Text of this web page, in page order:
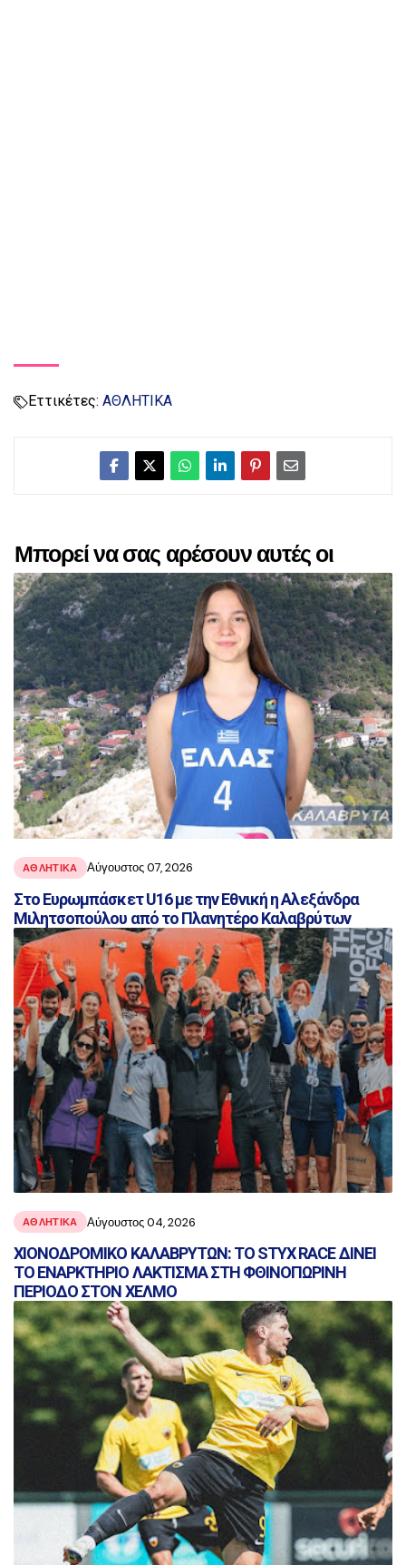
Εττικέτες: ΑΘΛΗΤΙΚΑ
Μπορεί να σας αρέσουν αυτές οι
αναρτήσεις
ΑΘΛΗΤΙΚΑ Αύγουστος 07, 2026
Στο Ευρωμπάσκετ U16 με την Εθνική η Αλεξάνδρα
Μιλητσοπούλου από το Πλανητέρο Καλαβρύτων
ΑΘΛΗΤΙΚΑ Αύγουστος 04, 2026
ΧΙΟΝΟΔΡΟΜΙΚΟ ΚΑΛΑΒΡΥΤΩΝ: ΤΟ STYX RACE ΔΙΝΕΙ
ΤΟ ΕΝΑΡΚΤΗΡΙΟ ΛΑΚΤΙΣΜΑ ΣΤΗ ΦΘΙΝΟΠΩΡΙΝΗ
ΠΕΡΙΟΔΟ ΣΤΟΝ ΧΕΛΜΟ